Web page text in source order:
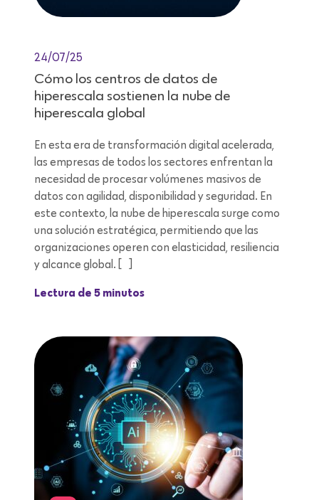
24/07/25
Cómo los centros de datos de
hiperescala sostienen la nube de
hiperescala global
En esta era de transformación digital acelerada,
las empresas de todos los sectores enfrentan la
necesidad de procesar volúmenes masivos de
datos con agilidad, disponibilidad y seguridad. En
este contexto, la nube de hiperescala surge como
una solución estratégica, permitiendo que las
organizaciones operen con elasticidad, resiliencia
y alcance global. […]
Lectura de 5 minutos